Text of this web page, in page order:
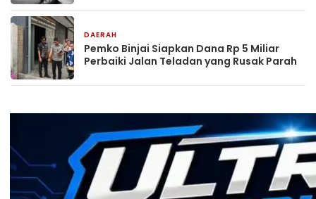
DAERAH
Pemko Binjai Siapkan Dana Rp 5 Miliar
Perbaiki Jalan Teladan yang Rusak Parah